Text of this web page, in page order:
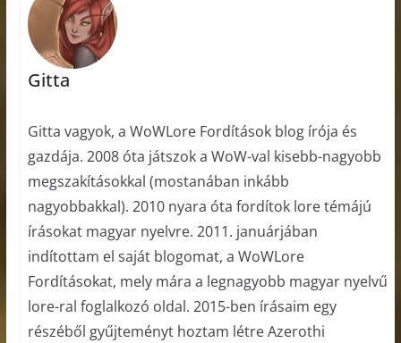
Gitta
Gitta vagyok, a WoWLore Fordítások blog írója és
gazdája. 2008 óta játszok a WoW-val kisebb-nagyobb
megszakításokkal (mostanában inkább
nagyobbakkal). 2010 nyara óta fordítok lore témájú
írásokat magyar nyelvre. 2011. januárjában
indítottam el saját blogomat, a WoWLore
Fordításokat, mely mára a legnagyobb magyar nyelvű
lore-ral foglalkozó oldal. 2015-ben írásaim egy
részéből gyűjteményt hoztam létre Azerothi